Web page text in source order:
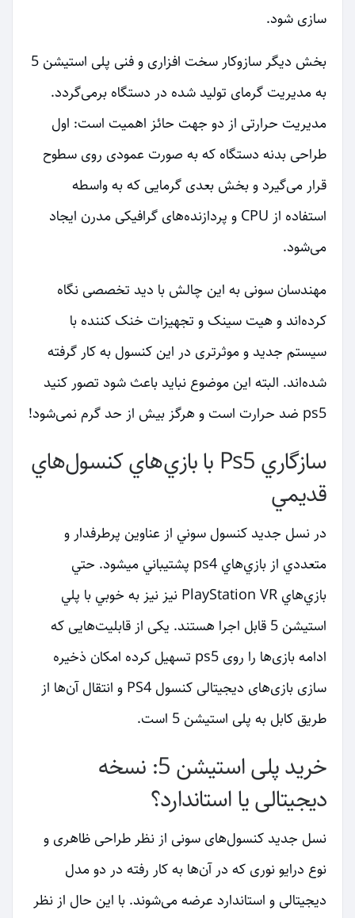
سازی شود.
بخش دیگر سازوکار سخت افزاری و فنی پلی استیشن 5
به مدیریت گرمای تولید شده در دستگاه برمی‌گردد.
مدیریت حرارتی از دو جهت حائز اهمیت است: اول
طراحی بدنه دستگاه که به صورت عمودی روی سطوح
قرار می‌گیرد و بخش بعدی گرمایی که به واسطه
استفاده از CPU و پردازنده‌های گرافیکی مدرن ایجاد
می‌شود.
مهندسان سونی به این چالش با دید تخصصی نگاه
کرده‌اند و هیت سینک و تجهیزات خنک کننده با
سیستم جدید و موثرتری در این کنسول به کار گرفته
شده‌اند. البته این موضوع نباید باعث شود تصور کنید
ps5 ضد حرارت است و هرگز بیش از حد گرم نمی‌شود!
سازگاري Ps5 با بازي‌هاي كنسول‌هاي
قديمي
در نسل جديد كنسول سوني از عناوين پرطرفدار و
متعددي از بازي‌هاي ps4 پشتيباني مي‎شود. حتي
بازي‌هاي PlayStation VR نيز نيز به خوبي با پلي
استيشن 5 قابل اجرا هستند. یکی از قابلیت‌هایی که
ادامه بازی‌ها را روی ps5 تسهیل کرده امکان ذخیره
سازی بازی‌های دیجیتالی کنسول PS4 و انتقال آن‌ها از
طریق کابل به پلی استیشن 5 است.
خرید پلی استیشن 5: نسخه
دیجیتالی یا استاندارد؟
نسل جدید کنسول‌های سونی از نظر طراحی ظاهری و
نوع درایو نوری که در آن‌ها به کار رفته در دو مدل
دیجیتالی و استاندارد عرضه می‌شوند. با این حال از نظر